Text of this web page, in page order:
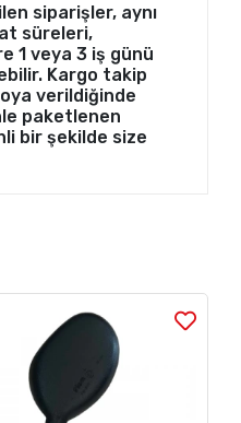
siparişler, aynı
süreleri,
1 veya 3 iş günü
Kargo takip
verildiğinde
paketlenen
bir şekilde size